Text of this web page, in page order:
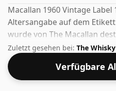
Macallan 1960 Vintage
Altersangabe auf dem
wurde von The Macallan
höherprozentiger Whiskys
Abfüllung mit einem
enttäuscht sein.
Zuletzt gesehen bei: The
Verfügbare